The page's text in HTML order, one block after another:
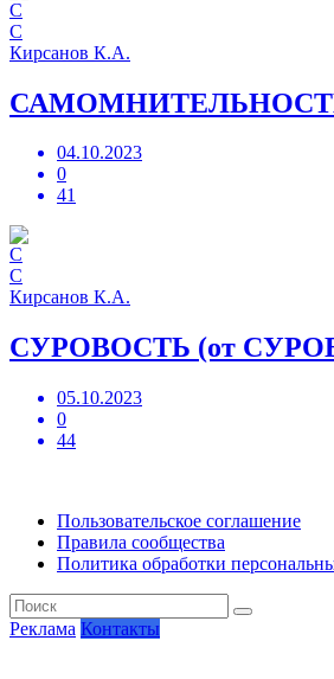
С
Кирсанов К.А.
04.10.2023
0
41
С
Кирсанов К.А.
СУРОВОСТЬ (от
05.10.2023
0
44
Пользовательское соглашение
Правила сообщества
Политика обработки
Реклама Контакты